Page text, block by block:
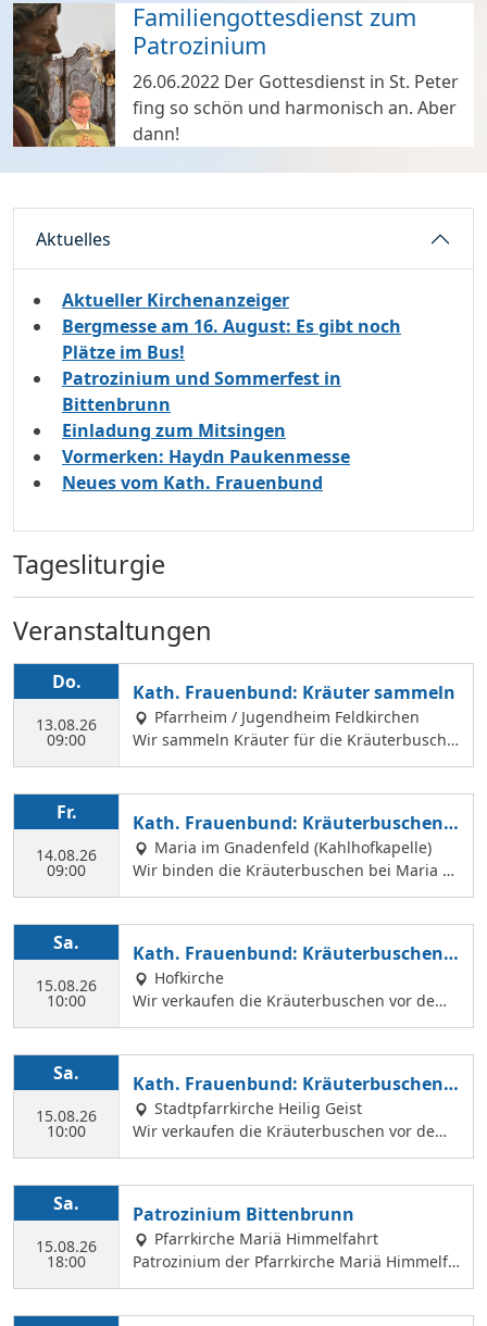
Familiengottesdienst zum
Patrozinium
26.06.2022 Der Gottesdienst in St. Peter
fing so schön und harmonisch an. Aber
dann!
Aktuelles
Aktueller Kirchenanzeiger
Bergmesse am 16. August: Es gibt noch
Plätze im Bus!
Patrozinium und Sommerfest in
Bittenbrunn
Einladung zum Mitsingen
Vormerken: Haydn Paukenmesse
Neues vom Kath. Frauenbund
Tagesliturgie
Veranstaltungen
Do.
13.08.26
09:00
Kath. Frauenbund: Kräuter sammeln
Pfarrheim / Jugendheim Feldkirchen
Wir sammeln Kräuter für die Kräuterbusche
n, die wir am 14. August binden und an Mar
Margit Ettig am Jugendheim Feldkirchen.
Fr.
14.08.26
09:00
Kath. Frauenbund: Kräuterbuschen b
inden
Maria im Gnadenfeld (Kahlhofkapelle)
Wir binden die Kräuterbuschen bei Maria a
m Kahlhof. Wir brauchen viele Helferinnen z
der Hl. Geist Kirche Kräuterbuschen verkauf
en können.
Sa.
15.08.26
10:00
Kath. Frauenbund: Kräuterbuschen V
erkauf
Hofkirche
Wir verkaufen die Kräuterbuschen vor dem
Festgottesdienst in der Hofkirche.
Sa.
15.08.26
10:00
Kath. Frauenbund: Kräuterbuschen V
erkauf
Stadtpfarrkirche Heilig Geist
Wir verkaufen die Kräuterbuschen vor dem
Festgottesdienst in der Hl. Geist Kirche.
Sa.
15.08.26
18:00
Patrozinium Bittenbrunn
Pfarrkirche Mariä Himmelfahrt
Patrozinium der Pfarrkirche Mariä Himmelfa
hrt in Bittenbrunn Um 18:00 Uhr Festgottesd